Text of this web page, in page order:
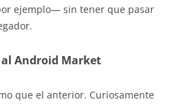
ejemplo— sin tener que pasar
al Android Market
que el anterior. Curiosamente